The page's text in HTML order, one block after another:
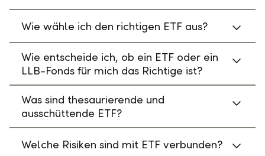
Wie wähle ich den richtigen ETF aus?
Wie entscheide ich, ob ein ETF oder ein
LLB-Fonds für mich das Richtige ist?
Was sind thesaurierende und
ausschüttende ETF?
Welche Risiken sind mit ETF verbunden?